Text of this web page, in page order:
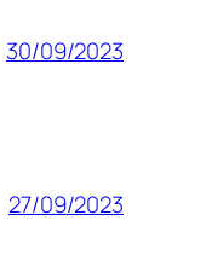
30/09/2023
27/09/2023